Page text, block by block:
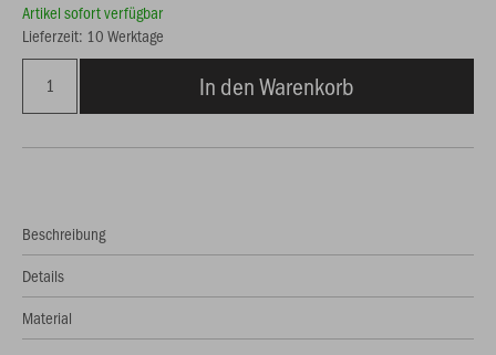
Artikel sofort verfügbar
Lieferzeit: 10 Werktage
In den Warenkorb
Beschreibung
Details
Material